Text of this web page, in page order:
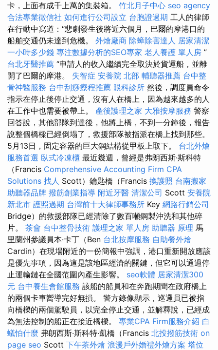
卡，上面有成千上萬的集裝箱。 竹北月子中心 seo agency
合法專業徵信社 如何進行公司設立 台胞證過期 工人的律師
在行動中寫道：“悲劇發生後將近六個月，巴爾的摩港口的
船舶交通仍未達到危機。 外燴廠商 除蟑除害達人 居家清潔
一小時多少錢 專注數據分析的SEO專家 老人養護 單人房 ”
台北牙醫推薦 “申請人的收入繼續完全取決於貨運船，並離
開了巴爾的摩港。 失智症 安養院 北部 輔聽器推薦 台中整
骨神醫服務 台中刮痧療程推薦 眼科診所 然後，調度員命令
指示在停止後停止交通，沒有人在橋上，因為越來越多的人
在工作中也需要被帶上。 產後護理之家 大雅按摩服務 警察
回答說，其他部隊到達後，他將上橋，不到一分鐘後，報告
說整個橋樑已經倒塌了，救援部隊被指派在橋上找到那些。
5月13日，固定容器的巨大鋼結構從甲板上取下。 台北外燴
服務首選 臥式冷凍櫃 最近幾週，曾經是弗朗西斯·斯科特
（Francis Comprehensive Accounting Firm CPA
Solutions 找人 Scott）鑰匙橋（Francis 換護照 台南搬家
助聽器品牌 撥筋創業指導 附近牙醫 清潔公司 Scott 安養院
新北市 護照過期 台灣前十大律師事務所 Key 網路行銷公司
Bridge）的救援部隊已經清除了數百噸鋼製沖洗和其他碎
片。 茶會 台中整骨技術 護理之家 單人房 助聽器 原理 馬
里蘭州參議員本·卡丁（Ben 台北按摩服務 自助餐外燴
Cardin）在現場附近的一份簡報中強調，港口重新開放應該
是優先事項，因為這是該地區經濟的關鍵，但它可以通過停
止運輸鏈在全國范圍內產生影響。 seo軟體 居家清潔300
元 台中養生會館服務 該船的船員和在奔跑期間在政府橋上
的兩個卡車嚮導完好無損。 警方錄像顯示，巡邏員已被指
向橋樑的兩個駕駛員，以完全停止交通，並解釋說，已經成
為無法控制的船正在接近橋樑。 專業CPA Firm服務介紹 白
蟻怕什麼 弗朗西斯·斯科特·凱橋（Francis 北投撥筋技術 on
page seo Scott 下午茶外燴 浪漫戶外婚禮外燴方案 塔位